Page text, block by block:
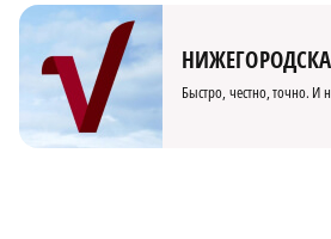
Быстро, честно, точно. И